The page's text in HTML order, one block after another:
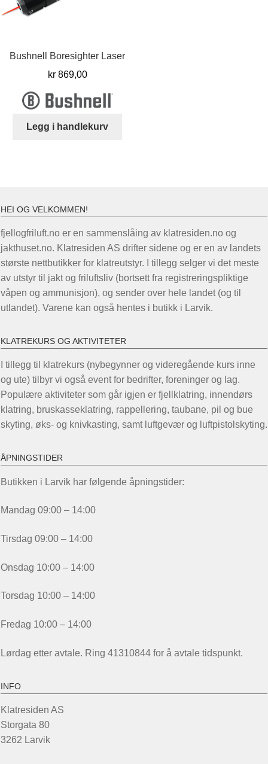
Bushnell Boresighter Laser
kr869,00
Legg i handlekurv
HEI OG VELKOMMEN!
fjellogfriluft.no er en sammenslåing av klatresiden.no og
jakthuset.no. Klatresiden AS drifter sidene og er en av landets
største nettbutikker for klatreutstyr. I tillegg selger vi det meste
av utstyr til jakt og friluftsliv (bortsett fra registreringspliktige
våpen og ammunisjon), og sender over hele landet (og til
utlandet). Varene kan også hentes i butikk i Larvik.
KLATREKURS OG AKTIVITETER
I tillegg til klatrekurs (nybegynner og videregående kurs inne
og ute) tilbyr vi også event for bedrifter, foreninger og lag.
Populære aktiviteter som går igjen er fjellklatring, innendørs
klatring, bruskasseklatring, rappellering, taubane, pil og bue
skyting, øks- og knivkasting, samt luftgevær og luftpistolskyting.
ÅPNINGSTIDER
Butikken i Larvik har følgende åpningstider:
Mandag 09:00 – 14:00
Tirsdag 09:00 – 14:00
Onsdag 10:00 – 14:00
Torsdag 10:00 – 14:00
Fredag 10:00 – 14:00
Lørdag etter avtale. Ring 41310844 for å avtale tidspunkt.
INFO
Klatresiden AS
Storgata 80
3262 Larvik